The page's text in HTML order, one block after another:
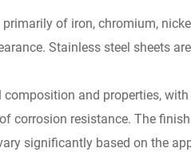
of iron, chromium,
Stainless steel sheets
and properties,
corrosion resistance. The
significantly based on the